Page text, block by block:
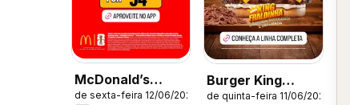
McDonald’s
ofertas
de sexta-feira 12/06/2026
Burger King
ofertas
de quinta-feira 11/06/2026